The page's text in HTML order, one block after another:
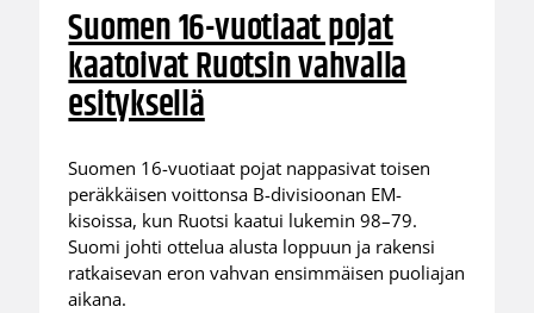
Suomen 16-vuotiaat pojat
kaatoivat Ruotsin vahvalla
esityksellä
Suomen 16-vuotiaat pojat nappasivat toisen
peräkkäisen voittonsa B-divisioonan EM-
kisoissa, kun Ruotsi kaatui lukemin 98–79.
Suomi johti ottelua alusta loppuun ja rakensi
ratkaisevan eron vahvan ensimmäisen puoliajan
aikana.